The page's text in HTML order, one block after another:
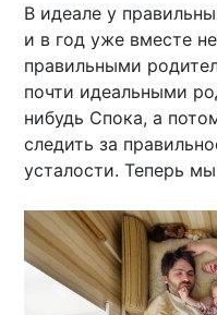
В идеале у
и в год уже вместе
правильными
почти идеальными
нибудь Спока, а
следить за
усталости. Теперь